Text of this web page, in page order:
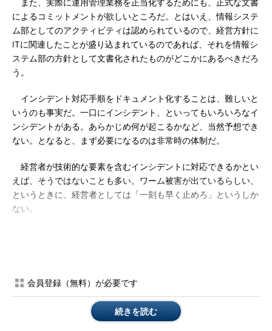
また、実際に運用管理業務を正当化するためにも、正式な文書
によるコミットメントが欲しいところだ。とはいえ、情報システ
ム部としてのアクティビティは認められているので、経営方針に
ITに関連したことが盛り込まれているのであれば、それを情報シ
ステム部の方針として文書化されたものがどこかにあるべきだろ
う。
インシデント対応手順をドキュメント化することは、難しいと
いうのも事実だ。一口にインシデント、といってもいろいろなイ
ンシデントがある。あらかじめ何が起こるかなど、当然予想でき
ない。となると、まず必要になるのは非常時の体制だ。
経営者が技術的な要素を含むインシデントに対応できるかとい
えば、そうではないことも多い。ワーム被害が出ているらしい、
というときに、経営者としては「一刻も早く止めろ」というしか
ない。
いち経営者に説明、そしてお伺いをたてなければならなかったと
したら、一刻を争う事態に対応しきれずに結果としてまん延させ
てしまったりする。「インシデントが発生したら自分の判断で止
めてもいいよ」という権限とともに、非常事態に対処可能な体制
会員登録（無料）が必要です
続きを読む